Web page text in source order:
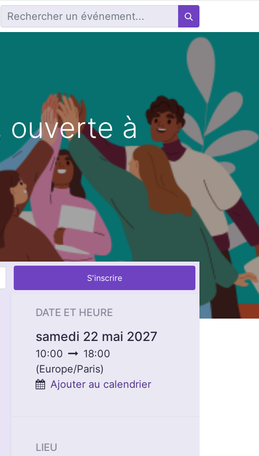
ouverte à
S'inscrire
DATE ET HEURE
samedi 22 mai 2027
10:00
18:00
(Europe/Paris)
Ajouter au calendrier
LIEU